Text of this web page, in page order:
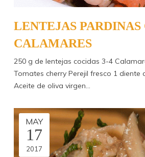
LENTEJAS PARDINAS
CALAMARES
250 g de lentejas cocidas 3-4
Tomates cherry Perejil fresco 1 diente
Aceite de oliva virgen…
MAY
17
2017